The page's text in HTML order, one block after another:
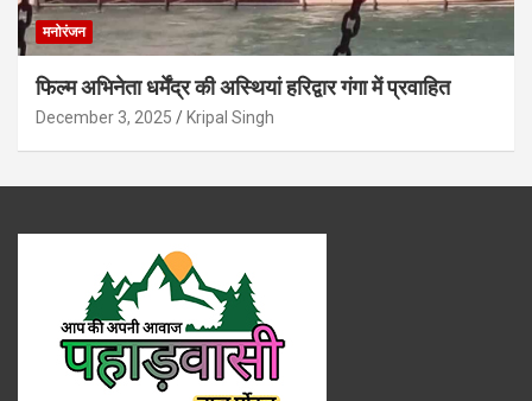
मनोरंजन
फिल्म अभिनेता धर्मेंद्र की अस्थियां हरिद्वार गंगा में प्रवाहित
December 3, 2025 Kripal Singh